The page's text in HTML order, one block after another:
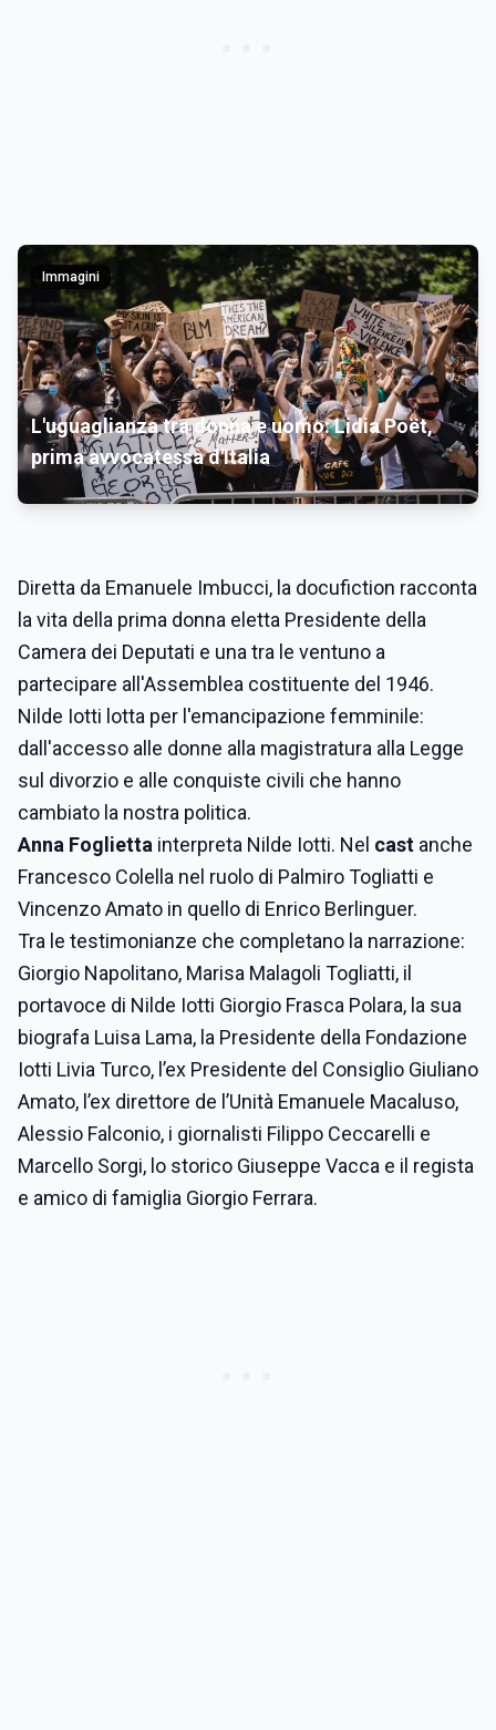
Immagini
L'uguaglianza tra donna e uomo: Lidia Poët,
prima avvocatessa d'Italia
Diretta da Emanuele Imbucci, la docufiction racconta
la vita della prima donna eletta Presidente della
Camera dei Deputati e una tra le ventuno a
partecipare all'Assemblea costituente del 1946.
Nilde Iotti lotta per l'emancipazione femminile:
dall'accesso alle donne alla magistratura alla Legge
sul divorzio e alle conquiste civili che hanno
cambiato la nostra politica.
Anna Foglietta interpreta Nilde Iotti. Nel cast anche
Francesco Colella nel ruolo di Palmiro Togliatti e
Vincenzo Amato in quello di Enrico Berlinguer.
Tra le testimonianze che completano la narrazione:
Giorgio Napolitano, Marisa Malagoli Togliatti, il
portavoce di Nilde Iotti Giorgio Frasca Polara, la sua
biografa Luisa Lama, la Presidente della Fondazione
Iotti Livia Turco, l’ex Presidente del Consiglio Giuliano
Amato, l’ex direttore de l’Unità Emanuele Macaluso,
Alessio Falconio, i giornalisti Filippo Ceccarelli e
Marcello Sorgi, lo storico Giuseppe Vacca e il regista
e amico di famiglia Giorgio Ferrara.